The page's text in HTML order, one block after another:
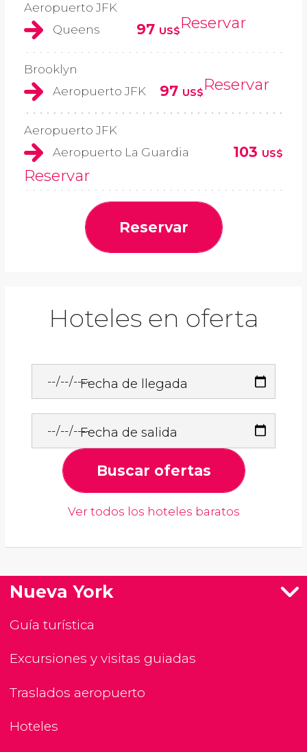
Aeropuerto JFK
Queens
97 US$Reservar
Brooklyn
Aeropuerto JFK
97 US$Reservar
Aeropuerto JFK
Aeropuerto La Guardia
103 US$
Reservar
Reservar
Hoteles en oferta
Fecha de llegada
Fecha de salida
Buscar ofertas
Ver todos los hoteles baratos
Nueva York
Guía turística
Excursiones y visitas guiadas
Traslados aeropuerto
Hoteles